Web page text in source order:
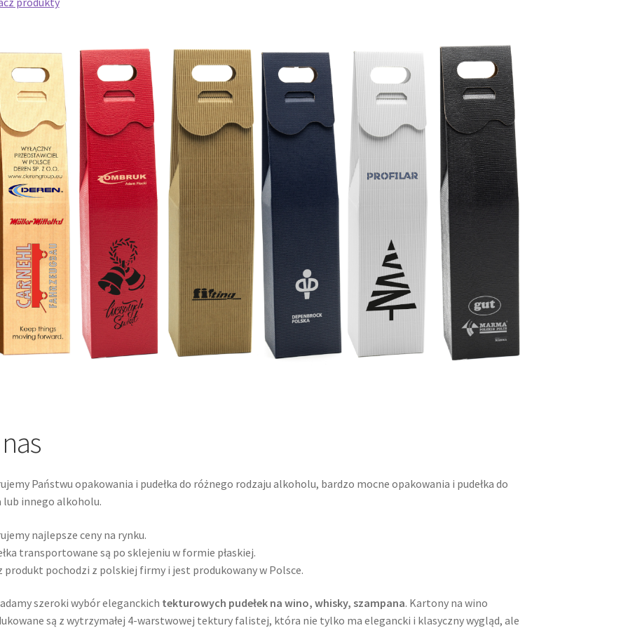
Państwu opakowania i pudełka do różnego rodzaju alkoholu, bardzo mocne opakowania i pudełka do
lub innego alkoholu.
najlepsze ceny na rynku.
transportowane są po sklejeniu w formie płaskiej.
produkt pochodzi z polskiej firmy i jest produkowany w Polsce.
szeroki wybór eleganckich tekturowych pudełek na wino, whisky, szampana. Kartony na wino
są z wytrzymałej 4-warstwowej tektury falistej, która nie tylko ma elegancki i klasyczny wygląd, ale